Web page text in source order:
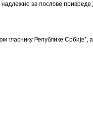
за послове
Републике Србијеˮ,